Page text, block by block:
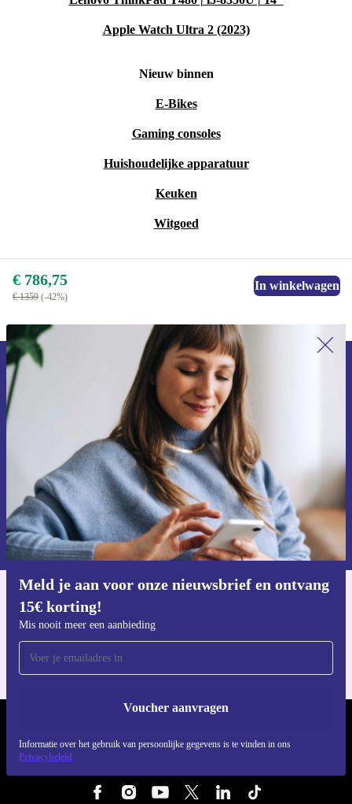
Thermomix® TM6 van Vorwerk kook je niet alleen
Apple Watch Ultra 2 (2023)
Nieuw binnen
E-Bikes
Gaming consoles
Huishoudelijke apparatuur
Keuken
Witgoed
€ 786,75
€ 1359 (-42%)
In winkelwagen
Meld je aan voor onze nieuwsbrief en ontvang
15€ korting!
Mis nooit meer een aanbieding
Voucher aanvragen
Informatie over het gebruik van persoonlijke gegevens is te vinden in ons
Privacybeleid
Meld je aan voor onze nieuwsbrief en
ontvang €15 korting!
Mis nooit meer een aanbieding.
Voucher aanvragen
Informatie over het gebruik van persoonsgegevens vind je in ons
privacybeleid.
Voor iOS en Android